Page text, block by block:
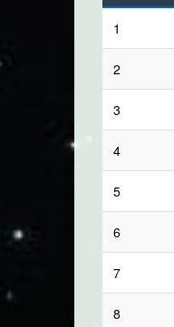
1
2
3
4
5
6
7
8